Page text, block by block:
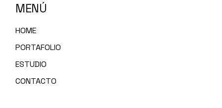
MENÚ
HOME
PORTAFOLIO
ESTUDIO
CONTACTO